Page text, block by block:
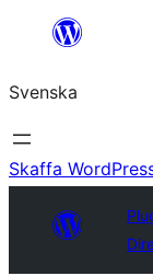
Hoppa
innehåll
Svenska
Skaffa